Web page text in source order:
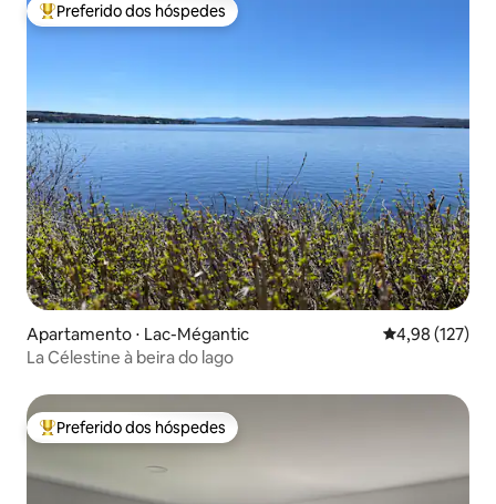
Entre os melhores preferidos dos hóspedes
Preferido dos hóspedes
Apartamento ⋅ Lac-Mégantic 4,98 de uma
4,98 (127)
La Célestine à beira do lago
Entre os melhores preferidos dos hóspedes
Preferido dos hóspedes